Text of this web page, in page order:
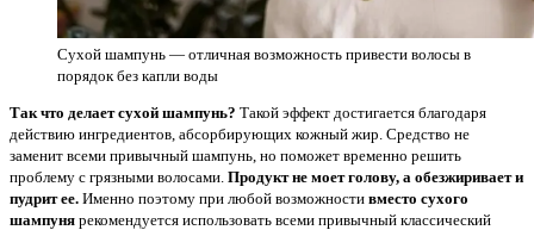
Сухой шампунь — отличная возможность привести волосы в
порядок без капли воды
Так что делает сухой шампунь? Такой эффект достигается благодаря
действию ингредиентов, абсорбирующих кожный жир. Средство не
заменит всеми привычный шампунь, но поможет временно решить
проблему с грязными волосами. Продукт не моет голову, а обезжиривает и
пудрит ее. Именно поэтому при любой возможности вместо сухого
шампуня рекомендуется использовать всеми привычный классический